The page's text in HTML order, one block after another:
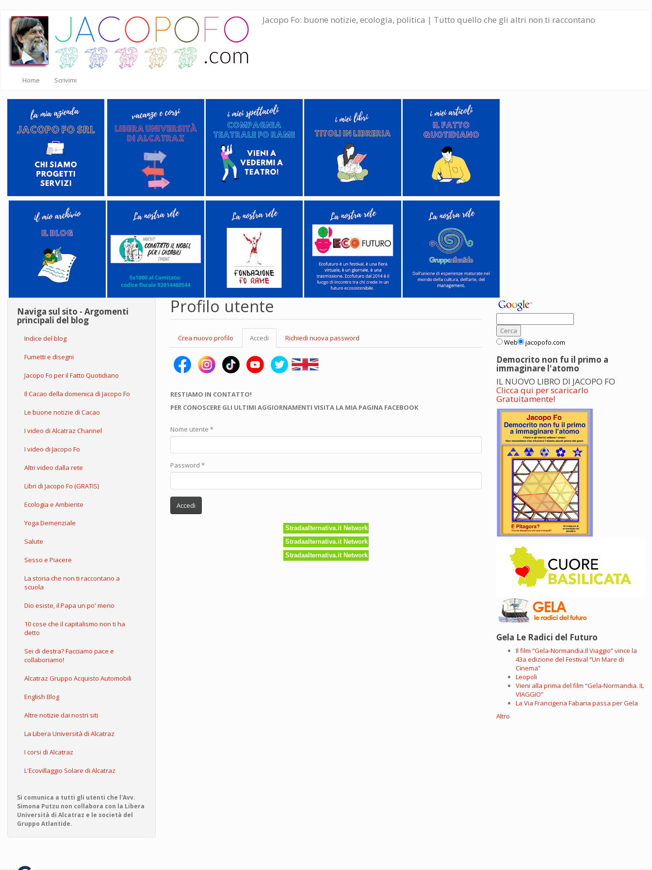
Salta
contenuto
principale
Jacopo Fo: buone notizie, ecologia, politica | Tutto quello che gli altri non ti raccontano
Home Scrivimi
Naviga sul sito - Argomenti
principali del blog
Indice del blog
Fumetti e disegni
Jacopo Fo per il Fatto Quotidiano
Il Cacao della domenica di Jacopo Fo
Le buone notizie di Cacao
I video di Alcatraz Channel
I video di Jacopo Fo
Altri video dalla rete
Libri di Jacopo Fo (GRATIS)
Ecologia e Ambiente
Yoga Demenziale
Salute
Sesso e Piacere
La storia che non ti raccontano a
scuola
Dio esiste, il Papa un po' meno
10 cose che il capitalismo non ti ha
detto
Sei di destra? Facciamo pace e
collaboriamo!
Alcatraz Gruppo Acquisto Automobili
English Blog
Altre notizie dai nostri siti
La Libera Università di Alcatraz
I corsi di Alcatraz
L'Ecovillaggio Solare di Alcatraz
Si comunica a tutti gli utenti che l'Avv.
Simona Putzu non collabora con la Libera
Università di Alcatraz e le società del
Gruppo Atlantide.
Profilo utente
primarie
Crea nuovo profilo Accedi (scheda
attiva)
Richiedi nuova password
RESTIAMO IN CONTATTO!
PER CONOSCERE GLI ULTIMI AGGIORNAMENTI VISITA LA MIA PAGINA FACEBOOK
Nome utente *
Password *
Accedi
Stradaalternativa.it Network
Stradaalternativa.it Network
Stradaalternativa.it Network
Web jacopofo.com
Democrito non fu il primo a
immaginare l'atomo
IL NUOVO LIBRO DI JACOPO FO
Clicca qui per scaricarlo
Gratuitamente!
Gela Le Radici del Futuro
Il film “Gela-Normandia.Il Viaggio” vince la
43a edizione del Festival “Un Mare di
Cinema”
Leopoli
Vieni alla prima del film “Gela-Normandia. IL
VIAGGIO”
La Via Francigena Fabaria passa per Gela
Altro